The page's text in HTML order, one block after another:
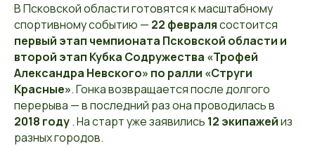
В Псковской области готовятся к масштабному
спортивному событию — 22 февралясостоится
первый этап чемпионата Псковской области и
второй этап Кубка Содружества «Трофей
Александра Невского» по ралли «Струги
Красные». Гонка возвращается после долгого
перерыва — в последний раз она проводилась в
2018 году. На старт уже заявились 12 экипажейиз
разных городов.